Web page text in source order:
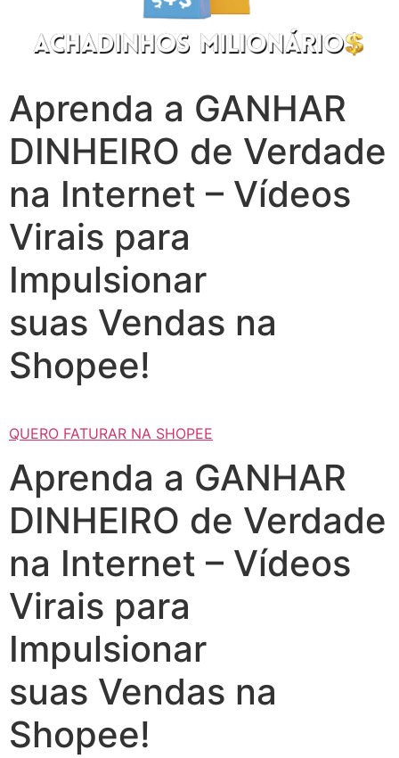
Aprenda a GANHAR
DINHEIRO de Verdade
na Internet – Vídeos
Virais para
Impulsionar
suas Vendas na
Shopee!
QUERO FATURAR NA SHOPEE
Aprenda a GANHAR
DINHEIRO de Verdade
na Internet – Vídeos
Virais para
Impulsionar
suas Vendas na
Shopee!